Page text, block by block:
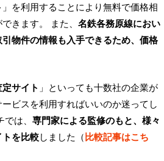
」を利用することにより無料で価格相
きます。 また、 名鉄各務原線におい
物件の情報も入手できるため、価格
サイト 」といっても十数社の企業が
ビスを利用すればいいのか迷ってし
は、 専門家による監修のもと、様々
を比較しました（比較記事はこち